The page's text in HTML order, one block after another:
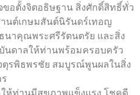
ขอตั้งจิตอธิษฐาน สิ่งศักดิ์สิทธิ์ทั่ว
นต์เกษมสันต์นิรันดร์เทอญ
นาคุณพระศรีรัตนตรัย และสิ่ง
นดาลให้ท่านพร้อมครอบครัว
ตุรพิธพรชัย สมบูรณ์พูนผลในสิ่ง